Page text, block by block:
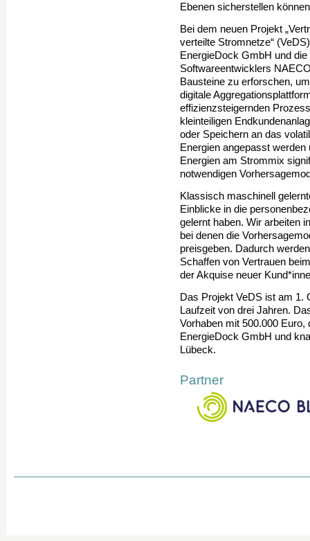
Ebenen sicherstellen
Bei dem neuen Projekt
verteilte Stromnetze“
EnergieDock GmbH und
Softwareentwicklers
Bausteine zu erforschen,
digitale
effizienzsteigernden
kleinteiligen
oder Speichern an das
Energien angepasst
Energien am Strommix
notwendigen
Klassisch maschinell
Einblicke in die
gelernt haben. Wir arbeiten
bei denen die
preisgeben. Dadurch
Schaffen von Vertrauen
der Akquise neuer
Das Projekt VeDS ist am 1.
Laufzeit von drei Jahren.
Vorhaben mit 500.000
EnergieDock GmbH und
Lübeck.
Partner